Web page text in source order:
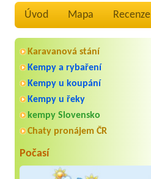
Úvod Mapa Recenze
Karavanová stání
Kempy a rybaření
Kempy u koupání
Kempy u řeky
kempy Slovensko
Chaty pronájem ČR
Počasí